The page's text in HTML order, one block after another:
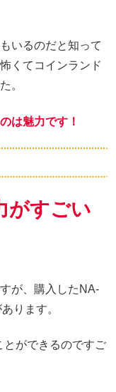
いるのだと知って
くてコインランド
。
は魅力です！
がすごい
が、購入したNA-
ります。
とができるのですご